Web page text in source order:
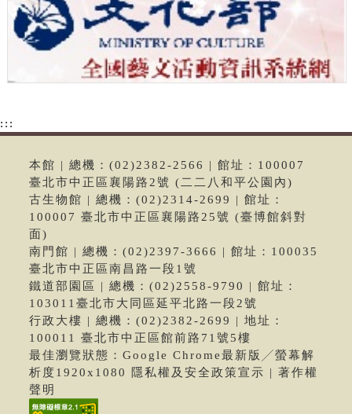
:::
本館 | 總機：(02)2382-2566 | 館址：100007
臺北市中正區襄陽路2號 (二二八和平公園內)
古生物館 | 總機：(02)2314-2699 | 館址：
100007 臺北市中正區襄陽路25號 (臺博館斜對
面)
南門館 | 總機：(02)2397-3666 | 館址：100035
臺北市中正區南昌路一段1號
鐵道部園區 | 總機：(02)2558-9790 | 館址：
103011臺北市大同區延平北路一段2號
行政大樓 | 總機：(02)2382-2699 | 地址：
100011 臺北市中正區館前路71號5樓
最佳瀏覽狀態：Google Chrome最新版╱螢幕解
析度1920x1080 隱私權及安全政策宣示 | 著作權
聲明